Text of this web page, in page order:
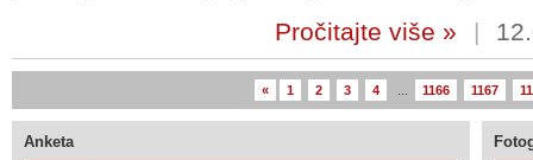
Pročitajte više » |
« 1 2 3 4 1166 1167
Anketa